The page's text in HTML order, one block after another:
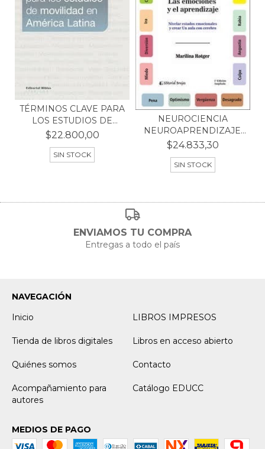
TÉRMINOS CLAVE PARA
LOS ESTUDIOS DE
MOVI...
$22.800,00
SIN STOCK
NEUROCIENCIA
NEUROAPRENDIZAJE.
LAS EMOCI...
$24.833,30
SIN STOCK
ENVIAMOS TU COMPRA
Entregas a todo el país
NAVEGACIÓN
Inicio
LIBROS IMPRESOS
Tienda de libros digitales Libros en acceso abierto
Quiénes somos Contacto
Acompañamiento para
autores
Catálogo EDUCC
MEDIOS DE PAGO